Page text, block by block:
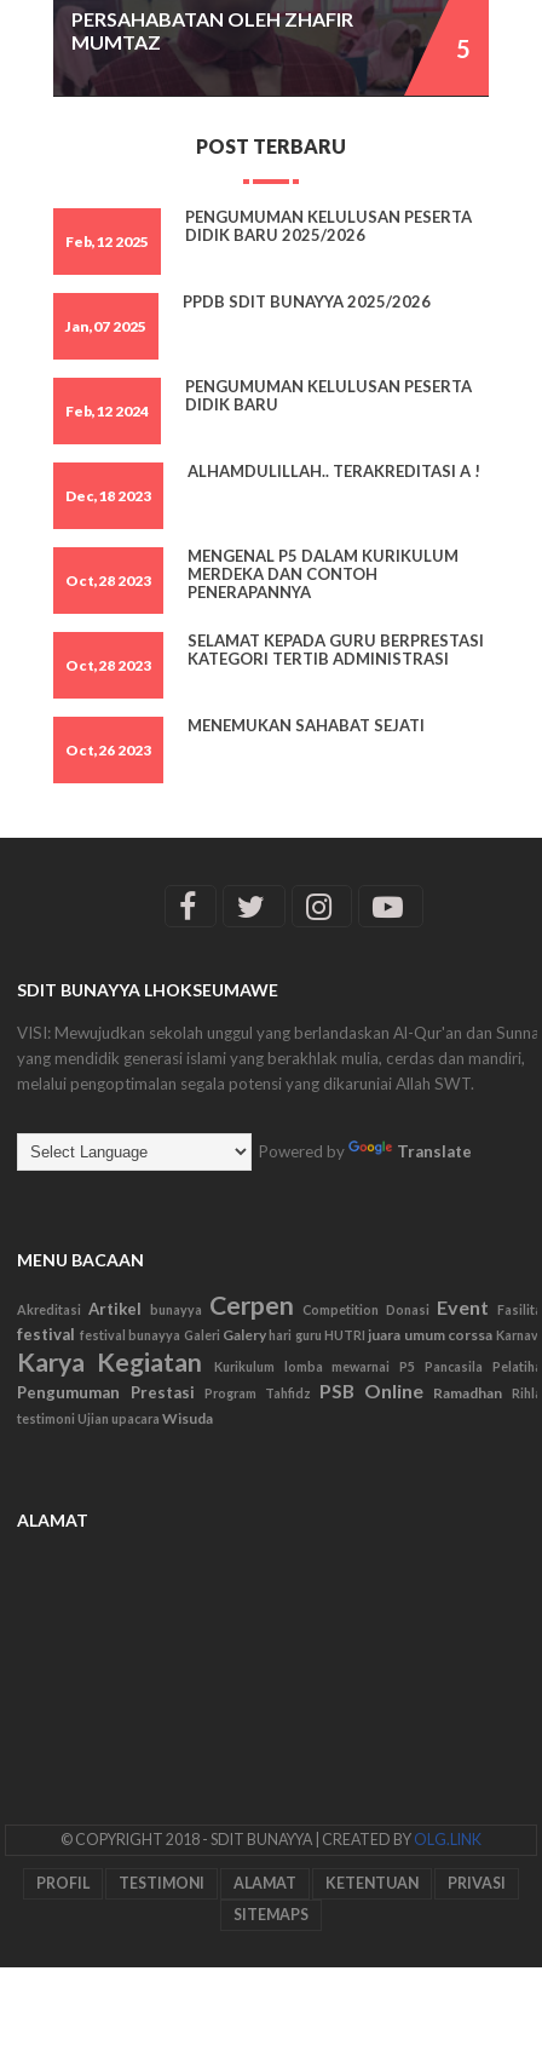
PERSAHABATAN OLEH ZHAFIR
MUMTAZ
POST TERBARU
Feb,12 2025
PENGUMUMAN KELULUSAN PESERTA
DIDIK BARU 2025/2026
Jan,07 2025
PPDB SDIT BUNAYYA 2025/2026
Feb,12 2024
PENGUMUMAN KELULUSAN PESERTA
DIDIK BARU
Dec,18 2023
ALHAMDULILLAH.. TERAKREDITASI A !
Oct,28 2023
MENGENAL P5 DALAM KURIKULUM
MERDEKA DAN CONTOH
PENERAPANNYA
Oct,28 2023
SELAMAT KEPADA GURU BERPRESTASI
KATEGORI TERTIB ADMINISTRASI
Oct,26 2023
MENEMUKAN SAHABAT SEJATI
SDIT BUNAYYA LHOKSEUMAWE
VISI: Mewujudkan sekolah unggul yang berlandaskan Al-Qur'an dan
yang mendidik generasi islami yang berakhlak mulia, cerdas dan mandiri,
melalui pengoptimalan segala potensi yang dikaruniai Allah SWT.
Powered by Translate
MENU BACAAN
Akreditasi Artikel bunayya Cerpen Competition Donasi Event
festival festival bunayya Galeri Galery hari guru HUTRI juara umum corssa
Karya Kegiatan Kurikulum lomba mewarnai P5 Pancasila
Pengumuman Prestasi Program Tahfidz PSB Online Ramadhan
testimoni Ujian upacara Wisuda
ALAMAT
© COPYRIGHT 2018 - SDIT BUNAYYA | CREATED BY OLG.LINK
PROFIL TESTIMONI ALAMAT KETENTUAN
PRIVASI
SITEMAPS